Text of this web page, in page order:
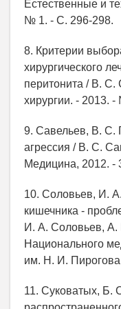
Естественные и
№ 1. - С. 296-298.
8. Критерии
хирургического
перитонита / В. С.
хирургии. - 2013.
9. Савельев, В. С.
агрессия / В. С.
Медицина, 2012. -
10. Соловьев, И.
кишечника -
И. А. Соловьев, А.
Национального
им. Н. И.
11. Суковатых, Б.